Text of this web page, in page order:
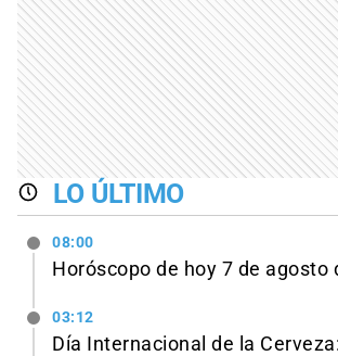
LO ÚLTIMO
08:00
Horóscopo de hoy 7 de agosto
03:12
Día Internacional de la